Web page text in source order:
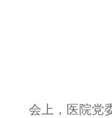
会上，医院党